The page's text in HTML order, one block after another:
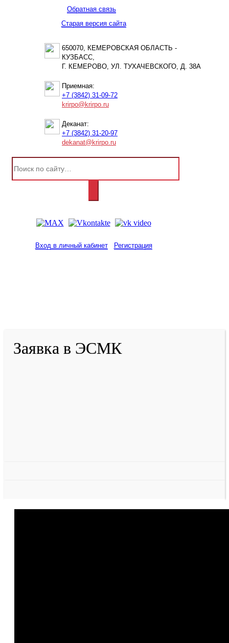
Обратная связь
Старая версия сайта
650070, КЕМЕРОВСКАЯ ОБЛАСТЬ -
КУЗБАСС,
Г. КЕМЕРОВО, УЛ. ТУХАЧЕВСКОГО, Д. 38А
Приемная:
+7 (3842) 31-09-72
krirpo@krirpo.ru
Деканат:
+7 (3842) 31-20-97
dekanat@krirpo.ru
Вход в личный кабинет Регистрация
Заявка в ЭСМК